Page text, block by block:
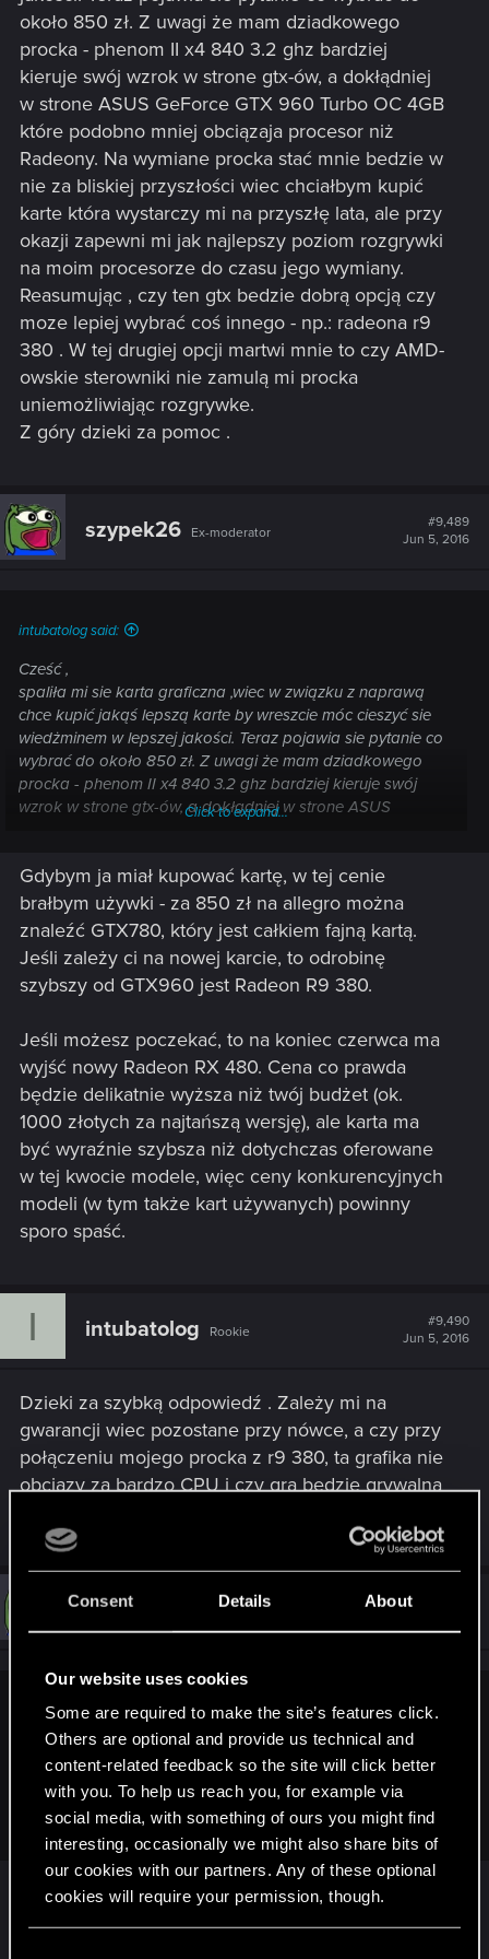
Consent Details About
Our website uses cookies
Some are required to make the site’s features click.
Others are optional and provide us technical and
content-related feedback so the site will click better
with you. To help us reach you, for example via
social media, with something of ours you might find
interesting, occasionally we might also share bits of
our cookies with our partners. Any of these optional
cookies will require your permission, though.
około 850 zł. Z uwagi że mam dziadkowego
procka - phenom II x4 840 3.2 ghz bardziej
kieruje swój wzrok w strone gtx-ów, a dokłądniej
w strone ASUS GeForce GTX 960 Turbo OC 4GB
które podobno mniej obciązaja procesor niż
Radeony. Na wymiane procka stać mnie bedzie w
nie za bliskiej przyszłości wiec chciałbym kupić
karte która wystarczy mi na przyszłę lata, ale przy
okazji zapewni mi jak najlepszy poziom rozgrywki
na moim procesorze do czasu jego wymiany.
Reasumując , czy ten gtx bedzie dobrą opcją czy
moze lepiej wybrać coś innego - np.: radeona r9
380 . W tej drugiej opcji martwi mnie to czy AMD-
owskie sterowniki nie zamulą mi procka
uniemożliwiając rozgrywke.
Z góry dzieki za pomoc .
szypek26 Ex-moderator
#9,489
Jun 5, 2016
intubatolog said:
Cześć ,
spaliła mi sie karta graficzna ,wiec w związku z naprawą
chce kupić jakąś lepszą karte by wreszcie móc cieszyć sie
wiedżminem w lepszej jakości. Teraz pojawia sie pytanie co
wybrać do około 850 zł. Z uwagi że mam dziadkowego
procka - phenom II x4 840 3.2 ghz bardziej kieruje swój
wzrok w strone gtx-ów, a dokłądniej w strone ASUS
mnie bedzie w nie za bliskiej przyszłości wiec chciałbym
kupić karte która wystarczy mi na przyszłę lata, ale przy
okazji zapewni mi jak najlepszy poziom rozgrywki na moim
procesorze do czasu jego wymiany. Reasumując , czy ten gtx
bedzie dobrą opcją czy moze lepiej wybrać coś innego - np.:
radeona r9 380 . W tej drugiej opcji martwi mnie to czy AMD-
rozgrywke.
Z góry dzieki za pomoc .
Click to expand...
Gdybym ja miał kupować kartę, w tej cenie
brałbym używki - za 850 zł na allegro można
znaleźć GTX780, który jest całkiem fajną kartą.
Jeśli zależy ci na nowej karcie, to odrobinę
szybszy od GTX960 jest Radeon R9 380.
Jeśli możesz poczekać, to na koniec czerwca ma
wyjść nowy Radeon RX 480. Cena co prawda
będzie delikatnie wyższa niż twój budżet (ok.
1000 złotych za najtańszą wersję), ale karta ma
być wyraźnie szybsza niż dotychczas oferowane
w tej kwocie modele, więc ceny konkurencyjnych
modeli (w tym także kart używanych) powinny
sporo spaść.
I intubatolog Rookie
#9,490
Jun 5, 2016
Dzieki za szybką odpowiedź . Zależy mi na
gwarancji wiec pozostane przy nówce, a czy przy
połączeniu mojego procka z r9 380, ta grafika nie
obciązy za bardzo CPU i czy gra bedzie grywalna
szypek26
intubatolog said:
Dzieki za szybką odpowiedź . Zależy mi na gwarancji wiec
pozostane przy nówce, a czy przy połączeniu mojego
procka z r9 380, ta grafika nie obciązy za bardzo CPU i czy
gra bedzie grywalna ?
To nie tyle grafika obciąża procesor, tylko
sterownik graficzny może (w uproszczeniu)